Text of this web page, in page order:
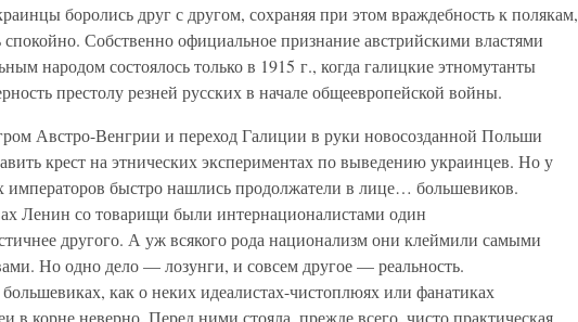
боролись друг с другом, сохраняя при этом враждебность к полякам,
спокойно. Собственно официальное признание австрийскими властями
народом состоялось только в 1915 г., когда галицкие этномутанты
престолу резней русских в начале общеевропейской войны.
Австро-Венгрии и переход Галиции в руки новосозданной Польши
крест на этнических экспериментах по выведению украинцев. Но у
императоров быстро нашлись продолжатели в лице… большевиков.
Ленин со товарищи были интернационалистами один
другого. А уж всякого рода национализм они клеймили самыми
Но одно дело — лозунги, и совсем другое — реальность.
как о неких идеалистах-чистоплюях или фанатиках
в корне неверно. Перед ними стояла, прежде всего, чисто практическая